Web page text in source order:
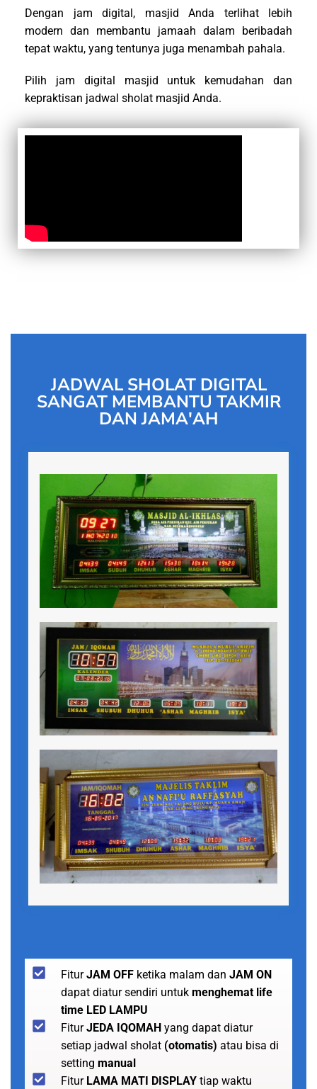
Dengan jam digital, masjid Anda terlihat lebih
modern dan membantu jamaah dalam beribadah
tepat waktu, yang tentunya juga menambah pahala.
Pilih jam digital masjid untuk kemudahan dan
kepraktisan jadwal sholat masjid Anda.
JADWAL SHOLAT DIGITAL
SANGAT MEMBANTU TAKMIR
DAN JAMA'AH
FiturJAM OFF ketika malam dan JAM ON
dapat diatur sendiri untuk menghemat life
time LED LAMPU
FiturJEDA IQOMAH yang dapat diatur
setiap jadwal sholat (otomatis) atau bisa di
setting manual
Fitur LAMA MATI DISPLAY tiap waktu